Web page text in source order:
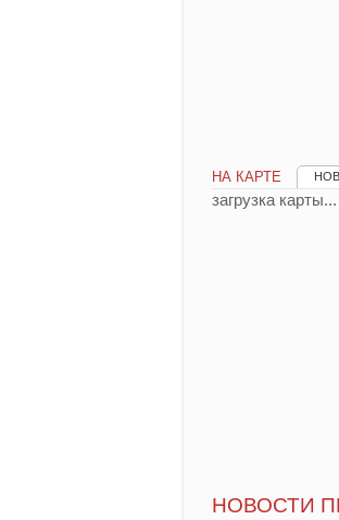
НА КАРТЕ
загрузка карты...
НОВОСТИ